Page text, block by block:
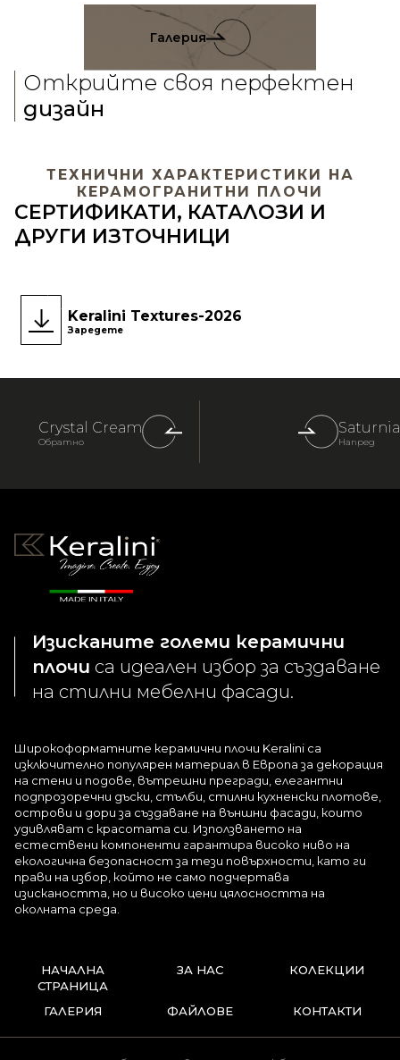
Галерия
Открийте своя перфектен
дизайн
ТЕХНИЧНИ ХАРАКТЕРИСТИКИ НА
КЕРАМОГРАНИТНИ ПЛОЧИ
СЕРТИФИКАТИ, КАТАЛОЗИ И
ДРУГИ ИЗТОЧНИЦИ
Keralini Textures-2026
Заредете
Crystal Cream
Обратно
Saturnia
Напред
Изисканите големи керамични
плочи са идеален избор за създаване
на стилни мебелни фасади.
Широкоформатните керамични плочи Keralini са
изключително популярен материал в Европа за декорация
на стени и подове, вътрешни прегради, елегантни
подпрозоречни дъски, стълби, стилни кухненски плотове,
острови и дори за създаване на външни фасади, които
удивляват с красотата си. Използването на
естествени компоненти гарантира високо ниво на
екологична безопасност за тези повърхности, като ги
прави на избор, който не само подчертава
изискаността, но и високо цени цялосността на
околната среда.
НАЧАЛНА
СТРАНИЦА
ЗА НАС КОЛЕКЦИИ
ГАЛЕРИЯ ФАЙЛОВЕ КОНТАКТИ